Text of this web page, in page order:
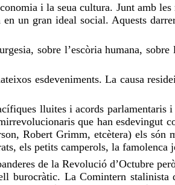
i la seua cultura. Junt amb les
un gran ideal social. Aquests
sobre l’escòria humana,
esdeveniments. La causa
lluites i acords parlamentaris
que han esdevingut
Robert Grimm, etcètera) els són
els petits camperols, la famolenca
de la Revolució d’Octubre
burocràtic. La Comintern